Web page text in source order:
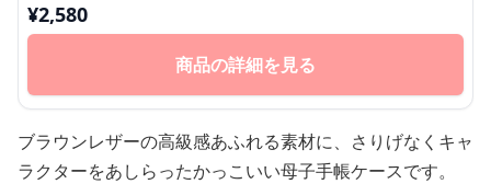
¥2,580
商品の詳細を見る
ブラウンレザーの高級感あふれる素材に、さりげなくキャ
ラクターをあしらったかっこいい母子手帳ケースです。